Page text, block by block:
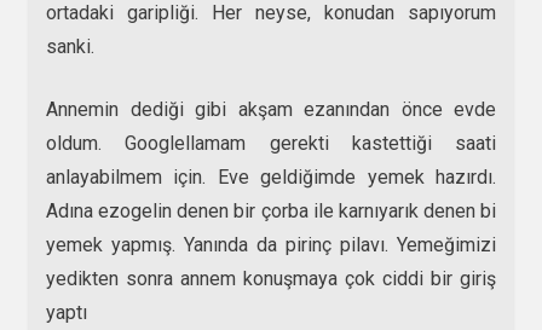
ortadaki garipliği. Her neyse, konudan sapıyorum
sanki.
Annemin dediği gibi akşam ezanından önce evde
oldum. Googlellamam gerekti kastettiği saati
anlayabilmem için. Eve geldiğimde yemek hazırdı.
Adına ezogelin denen bir çorba ile karnıyarık denen bi
yemek yapmış. Yanında da pirinç pilavı. Yemeğimizi
yedikten sonra annem konuşmaya çok ciddi bir giriş
yaptı